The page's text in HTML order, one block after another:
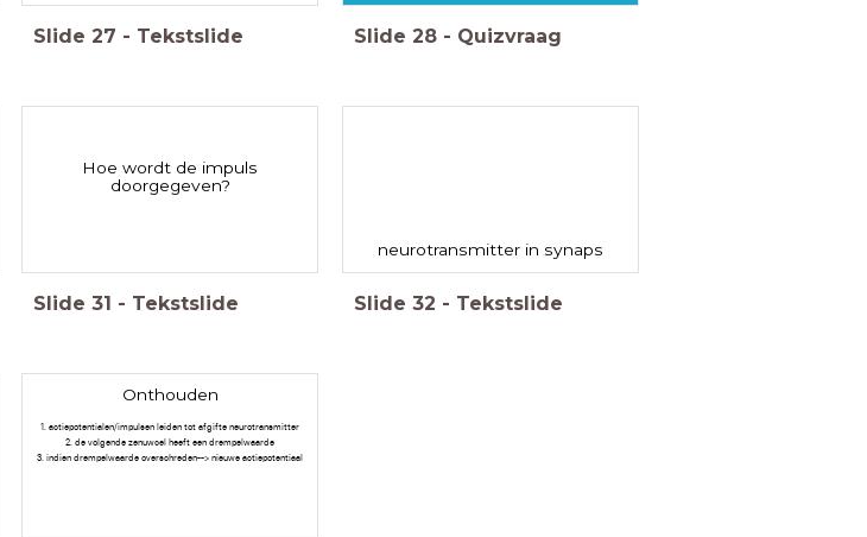
Slide 27 - Tekstslide Slide 28 - Quizvraag
Hoe wordt de impuls
doorgegeven?
Slide 31 - Tekstslide
neurotransmitter in synaps
Slide 32 - Tekstslide
Onthouden
1. actiepotentialen/impulsen leiden tot afgifte neurotransmitter
2. de volgende zenuwcel heeft een drempelwaarde
3. indien drempelwaarde overschreden--> nieuwe actiepotentiaal